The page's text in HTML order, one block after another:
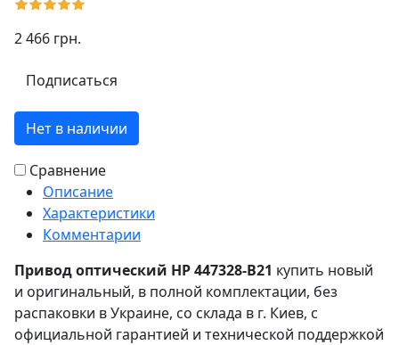
2 466 грн.
Подписаться
Нет в наличии
Сравнение
Описание
Характеристики
Комментарии
Привод оптический HP 447328-B21 купить новый
и оригинальный, в полной комплектации, без
распаковки в Украине, со склада в г. Киев, с
официальной гарантией и технической поддержкой